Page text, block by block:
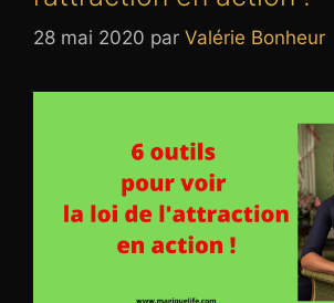
28 mai 2020 par Valérie Bonheur